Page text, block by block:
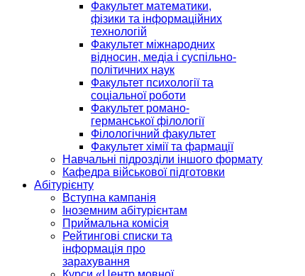
Факультет математики,
фізики та інформаційних
технологій
Факультет міжнародних
відносин, медіа і суспільно-
політичних наук
Факультет психології та
соціальної роботи
Факультет романо-
германської філології
Філологічний факультет
Факультет хімії та фармації
Навчальні підрозділи іншого формату
Кафедра військової підготовки
Абітурієнту
Вступна кампанія
Іноземним абітурієнтам
Приймальна комісія
Рейтингові списки та
інформація про
зарахування